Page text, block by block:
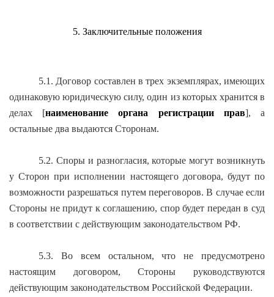
5. Заключительные положения
5.1. Договор составлен в трех экземплярах, имеющих
одинаковую юридическую силу, один из которых хранится в
делах [наименование органа регистрации прав], а
остальные два выдаются Сторонам.
5.2. Споры и разногласия, которые могут возникнуть
у Сторон при исполнении настоящего договора, будут по
возможности разрешаться путем переговоров. В случае если
Стороны не придут к соглашению, спор будет передан в суд
в соответствии с действующим законодательством РФ.
5.3. Во всем остальном, что не предусмотрено
настоящим договором, Стороны руководствуются
действующим законодательством Российской Федерации.